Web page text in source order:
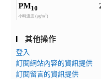
其他操作
登入
訂閱網站內容的資訊提供
訂閱留言的資訊提供